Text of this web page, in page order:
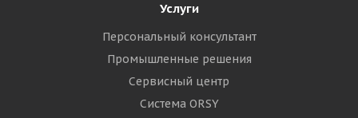
Услуги
Персональный консультант
Промышленные решения
Сервисный центр
Система ORSY